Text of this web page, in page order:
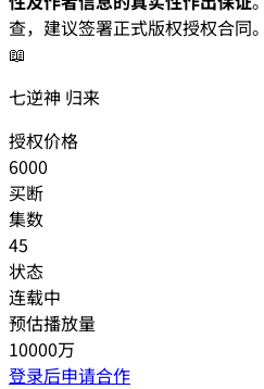
查，建议签署正式版权授权合同。
📖
七逆神 归来
授权价格
6000
买断
集数
45
状态
连载中
预估播放量
10000万
登录后申请合作